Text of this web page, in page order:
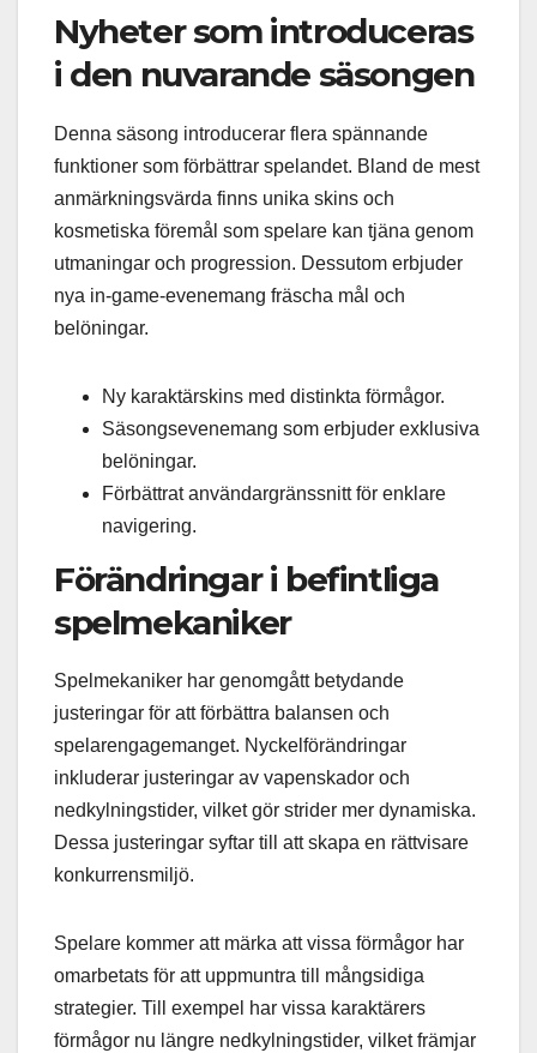
Nyheter som introduceras
i den nuvarande säsongen
Denna säsong introducerar flera spännande
funktioner som förbättrar spelandet. Bland de mest
anmärkningsvärda finns unika skins och
kosmetiska föremål som spelare kan tjäna genom
utmaningar och progression. Dessutom erbjuder
nya in-game-evenemang fräscha mål och
belöningar.
Ny karaktärskins med distinkta förmågor.
Säsongsevenemang som erbjuder exklusiva
belöningar.
Förbättrat användargränssnitt för enklare
navigering.
Förändringar i befintliga
spelmekaniker
Spelmekaniker har genomgått betydande
justeringar för att förbättra balansen och
spelarengagemanget. Nyckelförändringar
inkluderar justeringar av vapenskador och
nedkylningstider, vilket gör strider mer dynamiska.
Dessa justeringar syftar till att skapa en rättvisare
konkurrensmiljö.
Spelare kommer att märka att vissa förmågor har
omarbetats för att uppmuntra till mångsidiga
strategier. Till exempel har vissa karaktärers
förmågor nu längre nedkylningstider, vilket främjar